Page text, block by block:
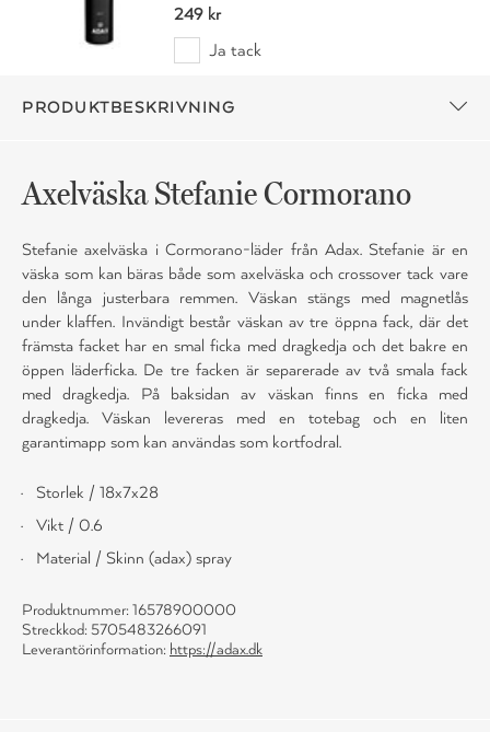
249 kr
Ja tack
PRODUKTBESKRIVNING
Axelväska Stefanie Cormorano
Stefanie axelväska i Cormorano-läder från Adax. Stefanie är en
väska som kan bäras både som axelväska och crossover tack vare
den långa justerbara remmen. Väskan stängs med magnetlås
under klaffen. Invändigt består väskan av tre öppna fack, där det
främsta facket har en smal ficka med dragkedja och det bakre en
öppen läderficka. De tre facken är separerade av två smala fack
med dragkedja. På baksidan av väskan finns en ficka med
dragkedja. Väskan levereras med en totebag och en liten
garantimapp som kan användas som kortfodral.
Storlek / 18x7x28
Vikt / 0.6
Material / Skinn (adax) spray
Produktnummer: 16578900000
Streckkod: 5705483266091
Leverantörinformation: https://adax.dk